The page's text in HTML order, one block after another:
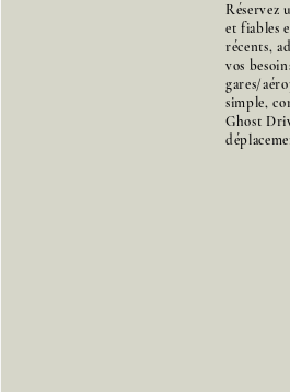
Réservez
et fiables
récents,
vos
gares/
simple,
Ghost